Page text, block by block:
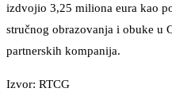
izdvojio 3,25 miliona eura kao
stručnog obrazovanja i obuke u
partnerskih kompanija.
Izvor: RTCG